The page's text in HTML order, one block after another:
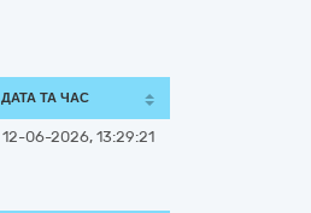
ДАТА ТА ЧАС
12-06-2026, 13:29:21